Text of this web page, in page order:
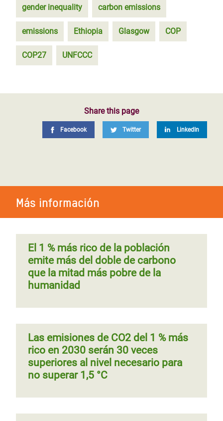
gender inequality carbon emissions
emissions Ethiopia Glasgow COP
COP27 UNFCCC
Share this page
Facebook Twitter LinkedIn
Más información
El 1 % más rico de la población
emite más del doble de carbono
que la mitad más pobre de la
humanidad
Las emisiones de CO2 del 1 % más
rico en 2030 serán 30 veces
superiores al nivel necesario para
no superar 1,5 °C